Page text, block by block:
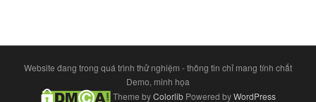
Website đang trong quá trình thử nghiệm - thông tin chỉ mang tính chất
Demo, minh họa
Theme byColorlibPowered byWordPress